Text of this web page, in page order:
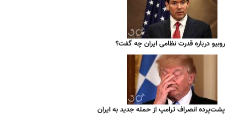
روبیو درباره قدرت نظامی ایران چه گفت؟
پشت‌پرده انصراف ترامپ از حمله جدید به ایران